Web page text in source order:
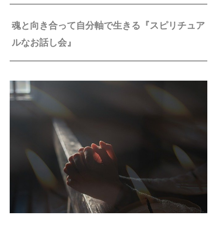
魂と向き合って自分軸で生きる『スピリチュア
ルなお話し会』